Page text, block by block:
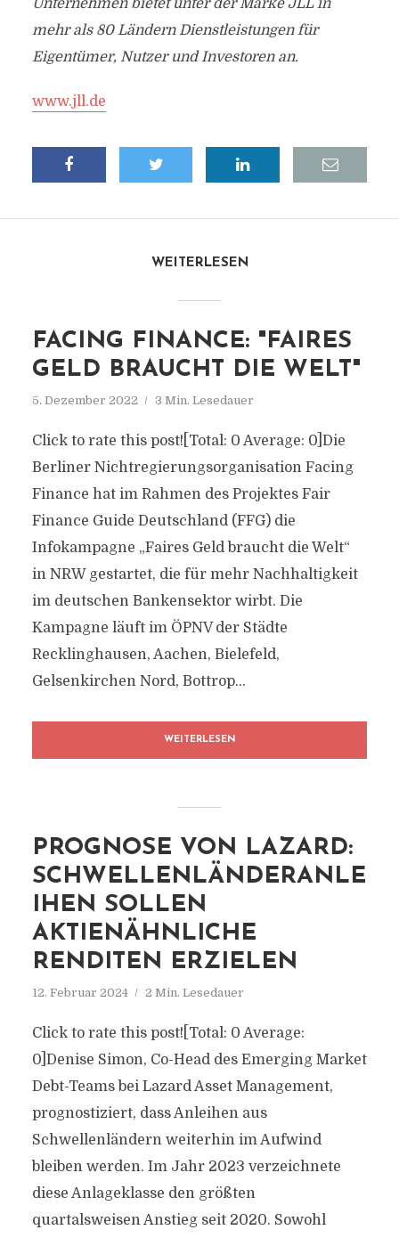
Unternehmen bietet unter der Marke JLL in
mehr als 80 Ländern Dienstleistungen für
Eigentümer, Nutzer und Investoren an.
www.jll.de
WEITERLESEN
FACING FINANCE: "FAIRES
GELD BRAUCHT DIE WELT"
5. Dezember 2022 3 Min. Lesedauer
Click to rate this post![Total: 0 Average: 0]Die
Berliner Nichtregierungsorganisation Facing
Finance hat im Rahmen des Projektes Fair
Finance Guide Deutschland (FFG) die
Infokampagne „Faires Geld braucht die Welt“
in NRW gestartet, die für mehr Nachhaltigkeit
im deutschen Bankensektor wirbt. Die
Kampagne läuft im ÖPNV der Städte
Recklinghausen, Aachen, Bielefeld,
Gelsenkirchen Nord, Bottrop...
WEITERLESEN
PROGNOSE VON LAZARD:
SCHWELLENLÄNDERANLE
IHEN SOLLEN
AKTIENÄHNLICHE
RENDITEN ERZIELEN
12. Februar 2024 2 Min. Lesedauer
Click to rate this post![Total: 0 Average:
0]Denise Simon, Co-Head des Emerging Market
Debt-Teams bei Lazard Asset Management,
prognostiziert, dass Anleihen aus
Schwellenländern weiterhin im Aufwind
bleiben werden. Im Jahr 2023 verzeichnete
diese Anlageklasse den größten
quartalsweisen Anstieg seit 2020. Sowohl